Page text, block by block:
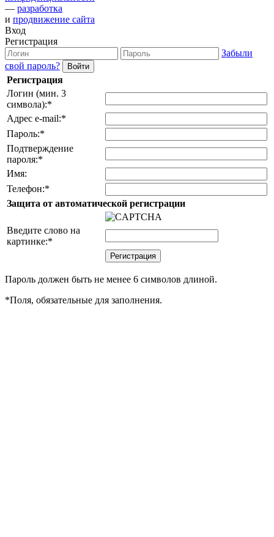
— разработка
и продвижение сайта
Вход
Регистрация
Забыли
свой пароль?
Регистрация
Логин (мин. 3
символа):*
Адрес e-mail:*
Пароль:*
Подтверждение
пароля:*
Имя:
Телефон:*
Защита от автоматической регистрации
Введите слово на
картинке:*
Пароль должен быть не менее 6 символов длиной.
*Поля, обязательные для заполнения.